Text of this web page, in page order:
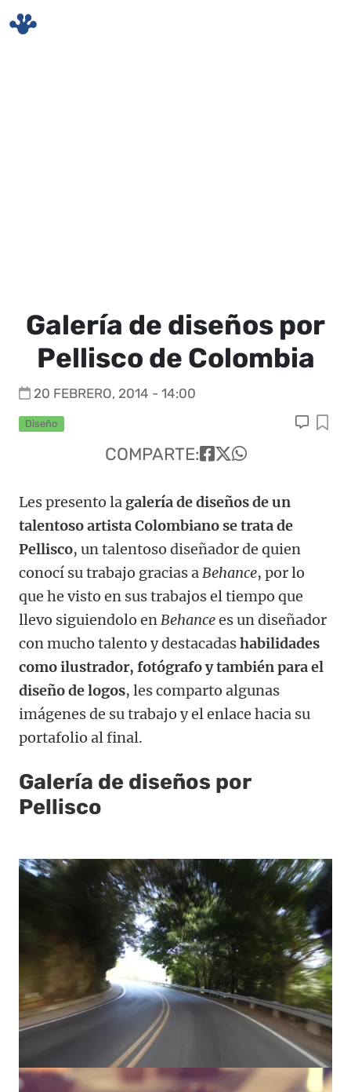
Galería de diseños por
Pellisco de Colombia
20 FEBRERO, 2014 - 14:00
Diseño
COMPARTE:
Les presento la galería de diseños de un
talentoso artista Colombiano se trata de
Pellisco, un talentoso diseñador de quien
conocí su trabajo gracias aBehance, por lo
que he visto en sus trabajos el tiempo que
llevo siguiendolo enBehancees un diseñador
con mucho talento y destacadashabilidades
como ilustrador, fotógrafo y también para el
diseño de logos, les comparto algunas
imágenes de su trabajo y el enlace hacia su
portafolio al final.
Galería de diseños por
Pellisco